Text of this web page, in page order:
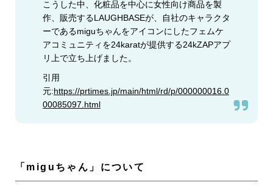
こうした中、化粧品を中心に女性向け商品を製
作、販売するLAUGHBASEが、自社のキャラクタ
ーであるmiguちゃんをアイコンにしたフェムケ
アコミュニティを24karatが提供する24kZAPアプ
リ上で立ち上げました。
引用
元:https://prtimes.jp/main/html/rd/p/000000016.0
00085097.html
「miguちゃん」について